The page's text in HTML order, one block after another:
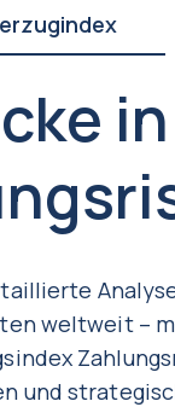
in
weltweit –
und